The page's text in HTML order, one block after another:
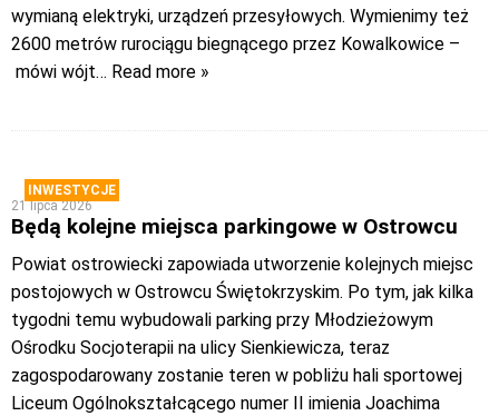
wymianą elektryki, urządzeń przesyłowych. Wymienimy też
2600 metrów rurociągu biegnącego przez Kowalkowice –
mówi wójt… Read more »
INWESTYCJE
21 lipca 2026
Będą kolejne miejsca parkingowe w Ostrowcu
Powiat ostrowiecki zapowiada utworzenie kolejnych miejsc
postojowych w Ostrowcu Świętokrzyskim. Po tym, jak kilka
tygodni temu wybudowali parking przy Młodzieżowym
Ośrodku Socjoterapii na ulicy Sienkiewicza, teraz
zagospodarowany zostanie teren w pobliżu hali sportowej
Liceum Ogólnokształcącego numer II imienia Joachima